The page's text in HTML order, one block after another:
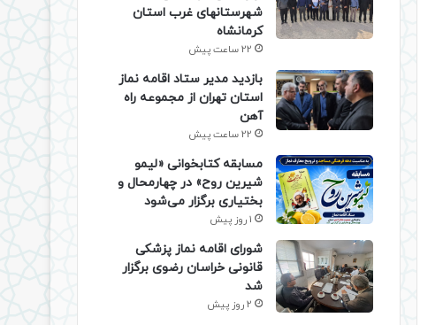
شهرستانهای غرب استان
کرمانشاه
22 ساعت پیش
بازدید مدیر ستاد اقامه نماز
استان تهران از مجموعه راه
آهن
22 ساعت پیش
مسابقه کتابخوانی «لیمو
شیرین روح» در چهارمحال و
بختیاری برگزار می‌شود
1 روز پیش
شورای اقامه نماز پزشکی
قانونی خراسان رضوی برگزار
شد
2 روز پیش